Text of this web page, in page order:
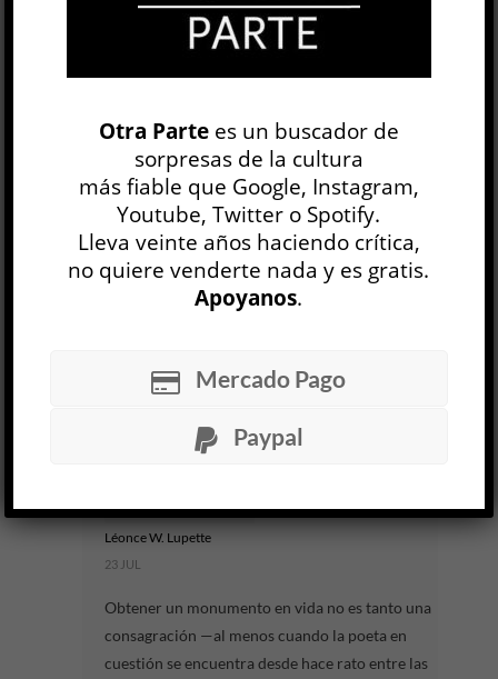
como...
Una conversación prolongada al infinito
LITERATURA ARGENTINA
Julieta Yelin
30 JUL
Una nena salva a su hermano menor con la
imaginación; otra extraña dolorosamente a su
Léonce W. Lupette
23 JUL
Obtener un monumento en vida no es tanto una
consagración —al menos cuando la poeta en
cuestión se encuentra desde hace rato entre las
Otra Partees un buscador de
sorpresas de la cultura
más fiable que Google, Instagram,
Youtube, Twitter o Spotify.
Lleva veinte años haciendo crítica,
no quiere venderte nada y es gratis.
Apoyanos.
Mercado Pago
Paypal